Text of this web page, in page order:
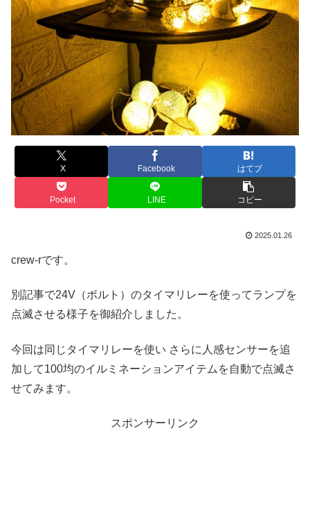
X Facebook はてブ
Pocket LINE コピー
2025.01.26
crew-rです。
別記事で24V（ボルト）のタイマリレーを使ってランプを
点滅させる様子を御紹介しました。
今回は同じタイマリレーを使い さらに人感センサーを追
加して100均のイルミネーションアイテムを自動で点滅さ
せてみます。
スポンサーリンク